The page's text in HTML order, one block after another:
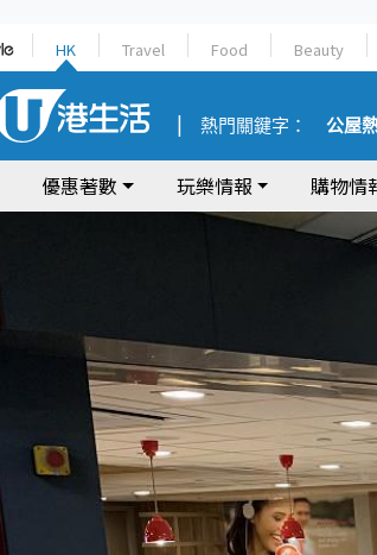
HK Travel Food Beauty
熱門關鍵字： 公屋
優惠著數 玩樂情報 購物情